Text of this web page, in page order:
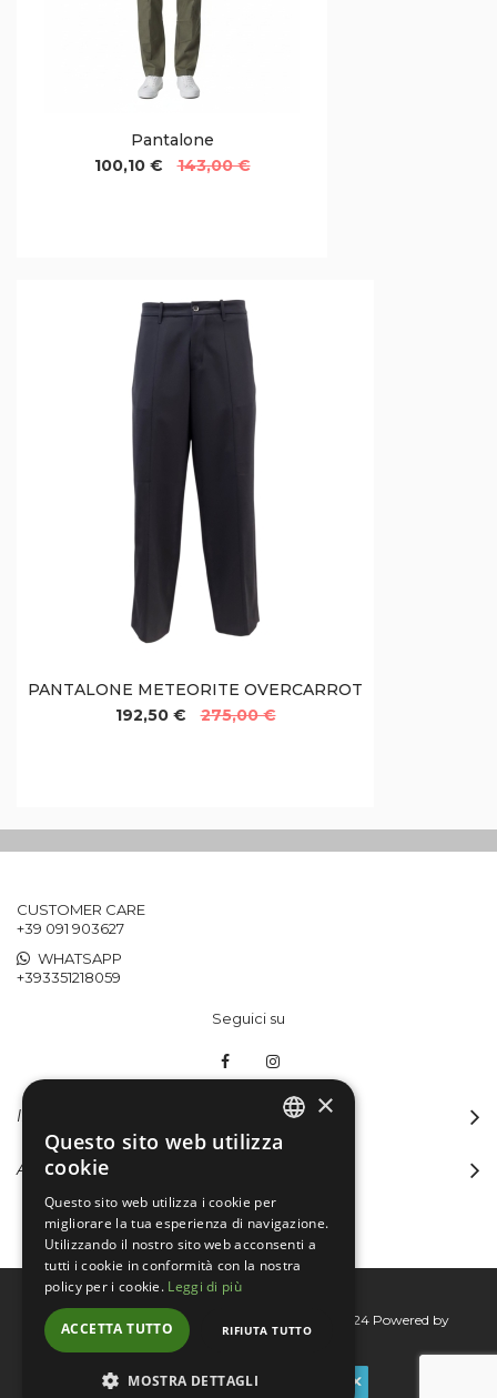
Pantalone
100,10 €
143,00 €
PANTALONE METEORITE OVERCARROT
192,50 €
275,00 €
CUSTOMER CARE
+39 091 903627
WHATSAPP
+393351218059
Seguici su
INFORMAZIONI
ACCOUNT
Bertini group srl © 2015-2026 - P.I. 06076830824 Powered by
Connecta
×
Questo sito web utilizza
cookie
Questo sito web utilizza i cookie per
migliorare la tua esperienza di navigazione.
Utilizzando il nostro sito web acconsenti a
tutti i cookie in conformità con la nostra
policy per i cookie. Leggi di più
ACCETTA TUTTO RIFIUTA TUTTO
MOSTRA DETTAGLI